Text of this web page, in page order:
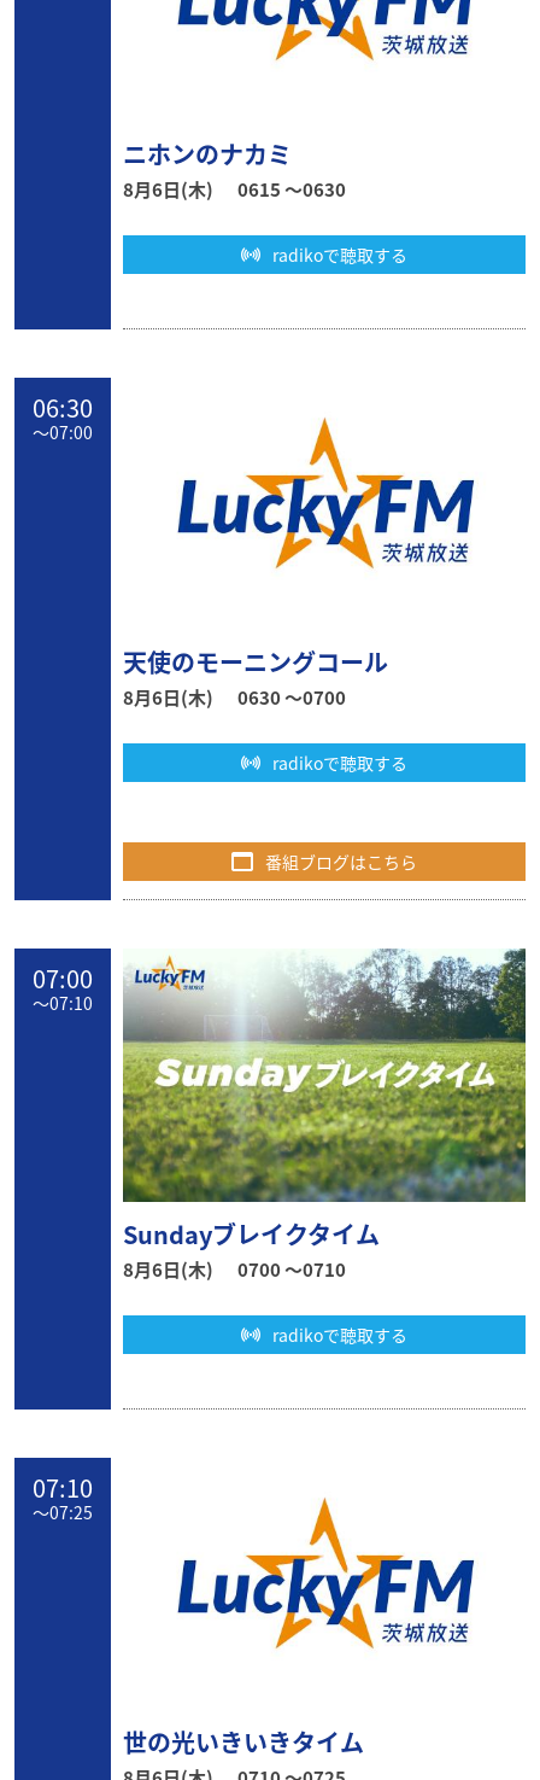
ニホンのナカミ
8月6日(木) 0615 〜0630
radikoで聴取する
06:30
〜07:00
天使のモーニングコール
8月6日(木) 0630 〜0700
radikoで聴取する
番組ブログはこちら
07:00
〜07:10
Sundayブレイクタイム
8月6日(木) 0700 〜0710
radikoで聴取する
07:10
〜07:25
世の光いきいきタイム